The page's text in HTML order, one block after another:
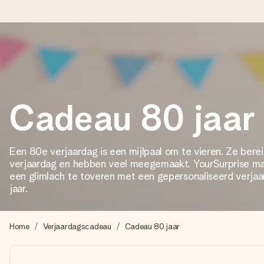
Voor 16:00 besteld, vandaag verzonden
We maken jouw cadeau met zorg en zorgen dat het
4,8 (gebaseerd op +8.000 reviews)
Onze cadeaus worden gewaardeerd. Klanten beoordelen ons
Je maakt in een paar stappen iets unieks – met haar naam,
Cadeau 80 jaar
Een 80e verjaardag is een mijlpaal om te vieren. Ze
verjaardag en hebben veel meegemaakt. YourSurprise
een glimlach te toveren met een gepersonaliseerd
jaar.
Home Verjaardagscadeau Cadeau 80 jaar